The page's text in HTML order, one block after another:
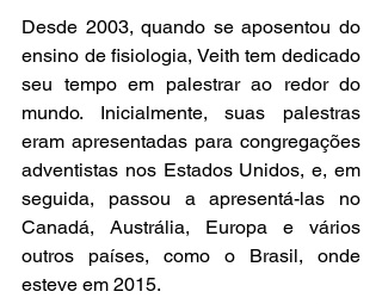
Desde 2003, quando se aposentou do
ensino de fisiologia, Veith tem dedicado
seu tempo em palestrar ao redor do
mundo. Inicialmente, suas palestras
eram apresentadas para congregações
adventistas nos Estados Unidos, e, em
seguida, passou a apresentá-las no
Canadá, Austrália, Europa e vários
outros países, como o Brasil, onde
esteve em 2015.